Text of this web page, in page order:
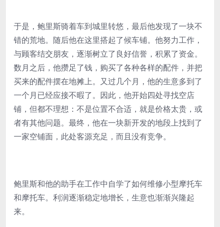
于是，鲍里斯骑着车到城里转悠，最后他发现了一块不
错的荒地。随后他在这里搭起了候车铺。他努力工作，
与顾客结交朋友，逐渐树立了良好信誉，积累了资金。
数月之后，他攒足了钱，购买了各种各样的配件，并把
买来的配件摆在地摊上。又过几个月，他的生意多到了
一个月已经应接不暇了。因此，他开始四处寻找空店
铺，但都不理想：不是位置不合适，就是价格太贵，或
者有其他问题。最终，他在一块新开发的地段上找到了
一家空铺面，此处客源充足，而且没有竞争。
鲍里斯和他的助手在工作中自学了如何维修小型摩托车
和摩托车。利润逐渐稳定地增长，生意也渐渐兴隆起
来。